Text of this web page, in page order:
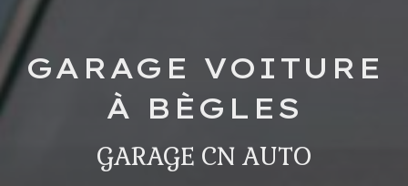
GARAGE VOITURE
À BÈGLES
GARAGE CN AUTO